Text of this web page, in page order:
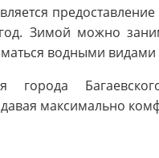
Зимой можно
водными
города
максимально